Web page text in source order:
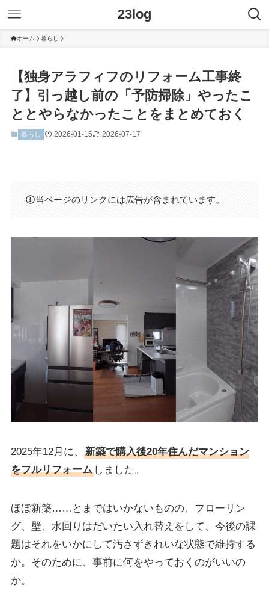
23log
ホーム 暮らし
【独身アラフィフのリフォーム工事終
了】引っ越し前の「予防掃除」やったこ
ととやらなかったことをまとめておく
暮らし 2026-01-15 2026-07-17
当ページのリンクには広告が含まれています。
2025年12月に、
新築で購入後20年住んだマンション
をフルリフォームしました。
ほぼ新築……とまではいかないものの、フローリン
グ、壁、水回りはだいたい入れ替えをして、今後の課
題はそれをいかにして汚さずきれいな状態で維持する
か。そのために、事前に何をやっておくのがいいの
か。